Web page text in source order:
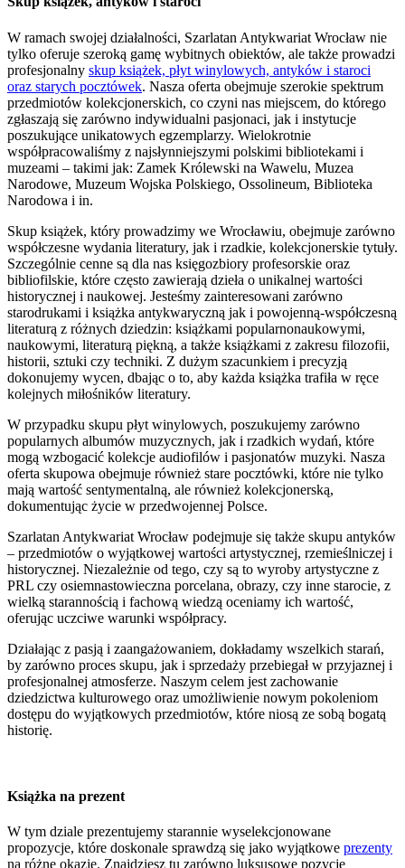
W ramach swojej działalności, Szarlatan Antykwariat Wrocław nie
tylko oferuje szeroką gamę wybitnych obiektów, ale także prowadzi
profesjonalny skup książek, płyt winylowych, antyków i staroci
oraz starych pocztówek. Nasza oferta obejmuje szerokie spektrum
przedmiotów kolekcjonerskich, co czyni nas miejscem, do którego
zgłaszają się zarówno indywidualni pasjonaci, jak i instytucje
poszukujące unikatowych egzemplarzy. Wielokrotnie
współpracowaliśmy z najsłynniejszymi polskimi bibliotekami i
muzeami – takimi jak: Zamek Królewski na Wawelu, Muzea
Narodowe, Muzeum Wojska Polskiego, Ossolineum, Biblioteka
Narodowa i in.
Skup książek, który prowadzimy we Wrocławiu, obejmuje zarówno
współczesne wydania literatury, jak i rzadkie, kolekcjonerskie tytuły.
Szczególnie cenne są dla nas księgozbiory profesorskie oraz
bibliofilskie, które często zawierają dzieła o unikalnej wartości
historycznej i naukowej. Jesteśmy zainteresowani zarówno
starodrukami i książka antykwaryczną jak i powojenną-współczesną
literaturą z różnych dziedzin: książkami popularnonaukowymi,
naukowymi, literaturą piękną, a także książkami z zakresu filozofii,
historii, sztuki czy techniki. Z dużym szacunkiem i precyzją
dokonujemy wycen, dbając o to, aby każda książka trafiła w ręce
kolejnych miłośników literatury.
W przypadku skupu płyt winylowych, poszukujemy zarówno
popularnych albumów muzycznych, jak i rzadkich wydań, które
mogą wzbogacić kolekcje audiofilów i pasjonatów muzyki. Nasza
oferta skupowa obejmuje również stare pocztówki, które nie tylko
mają wartość sentymentalną, ale również kolekcjonerską,
dokumentując życie w przedwojennej Polsce.
Szarlatan Antykwariat Wrocław podejmuje się także skupu antyków
– przedmiotów o wyjątkowej wartości artystycznej, rzemieślniczej i
historycznej. Niezależnie od tego, czy są to wyroby artystyczne z
PRL czy osiemnastowieczna porcelana, obrazy, czy inne starocie, z
wielką starannością i fachową wiedzą oceniamy ich wartość,
oferując uczciwe warunki współpracy.
Działając z pasją i zaangażowaniem, dokładamy wszelkich starań,
by zarówno proces skupu, jak i sprzedaży przebiegał w przyjaznej i
profesjonalnej atmosferze. Naszym celem jest zachowanie
dziedzictwa kulturowego oraz umożliwienie nowym pokoleniom
dostępu do wyjątkowych przedmiotów, które niosą ze sobą bogatą
historię.
Książka na prezent
W tym dziale prezentujemy starannie wyselekcjonowane
propozycje, które doskonale sprawdzą się jako wyjątkowe prezenty
na różne okazje. Znajdziesz tu zarówno luksusowe pozycje